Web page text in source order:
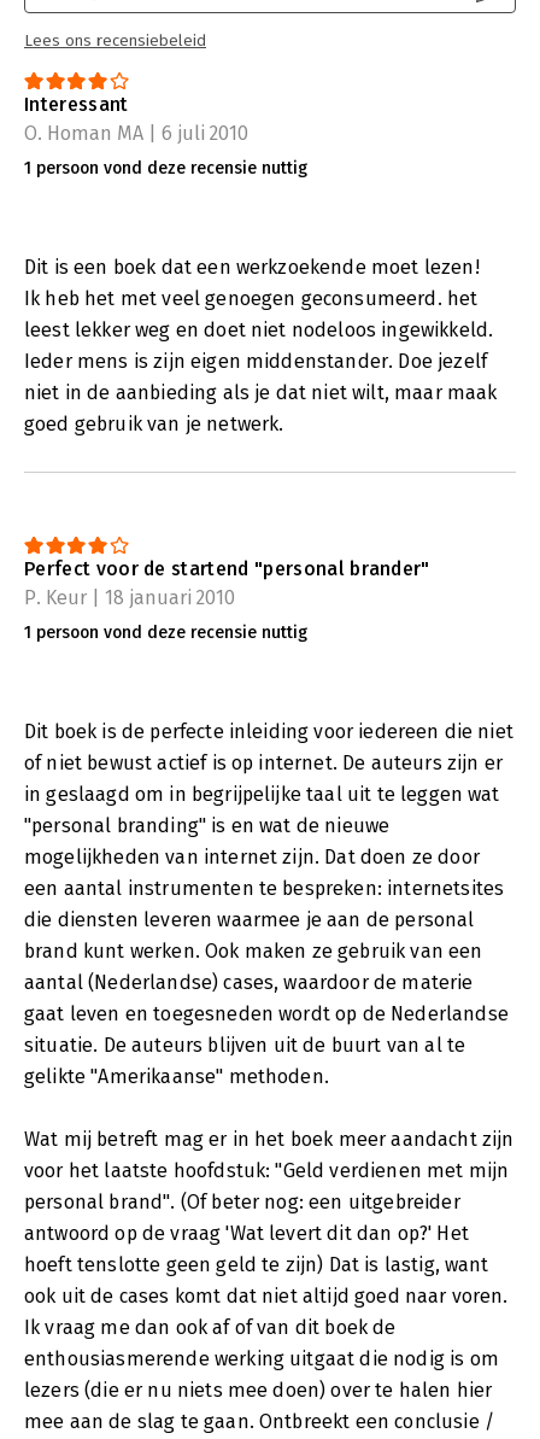
Lees ons recensiebeleid
Interessant
O. Homan MA | 6 juli 2010
1 persoon vond deze recensie nuttig
Dit is een boek dat een werkzoekende moet lezen!
Ik heb het met veel genoegen geconsumeerd. het
leest lekker weg en doet niet nodeloos ingewikkeld.
Ieder mens is zijn eigen middenstander. Doe jezelf
niet in de aanbieding als je dat niet wilt, maar maak
goed gebruik van je netwerk.
Perfect voor de startend "personal brander"
P. Keur | 18 januari 2010
1 persoon vond deze recensie nuttig
Dit boek is de perfecte inleiding voor iedereen die niet
of niet bewust actief is op internet. De auteurs zijn er
in geslaagd om in begrijpelijke taal uit te leggen wat
"personal branding" is en wat de nieuwe
mogelijkheden van internet zijn. Dat doen ze door
een aantal instrumenten te bespreken: internetsites
die diensten leveren waarmee je aan de personal
brand kunt werken. Ook maken ze gebruik van een
aantal (Nederlandse) cases, waardoor de materie
gaat leven en toegesneden wordt op de Nederlandse
situatie. De auteurs blijven uit de buurt van al te
gelikte "Amerikaanse" methoden.
Wat mij betreft mag er in het boek meer aandacht zijn
voor het laatste hoofdstuk: "Geld verdienen met mijn
personal brand". (Of beter nog: een uitgebreider
antwoord op de vraag 'Wat levert dit dan op?' Het
hoeft tenslotte geen geld te zijn) Dat is lastig, want
ook uit de cases komt dat niet altijd goed naar voren.
Ik vraag me dan ook af of van dit boek de
enthousiasmerende werking uitgaat die nodig is om
lezers (die er nu niets mee doen) over te halen hier
mee aan de slag te gaan. Ontbreekt een conclusie /